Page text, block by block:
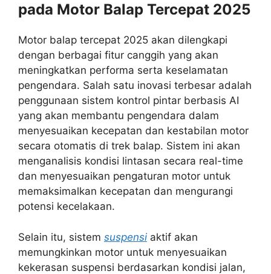
pada Motor Balap Tercepat 2025
Motor balap tercepat 2025 akan dilengkapi
dengan berbagai fitur canggih yang akan
meningkatkan performa serta keselamatan
pengendara. Salah satu inovasi terbesar adalah
penggunaan sistem kontrol pintar berbasis AI
yang akan membantu pengendara dalam
menyesuaikan kecepatan dan kestabilan motor
secara otomatis di trek balap. Sistem ini akan
menganalisis kondisi lintasan secara real-time
dan menyesuaikan pengaturan motor untuk
memaksimalkan kecepatan dan mengurangi
potensi kecelakaan.
Selain itu, sistem suspensi aktif akan
memungkinkan motor untuk menyesuaikan
kekerasan suspensi berdasarkan kondisi jalan,